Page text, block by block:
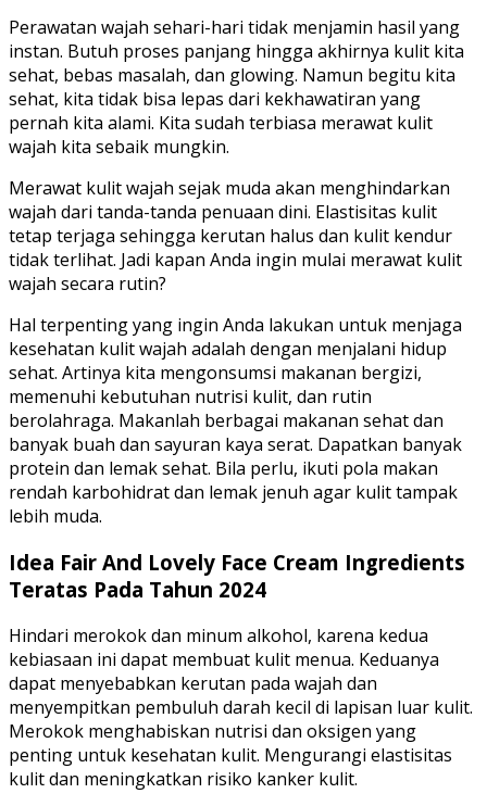
Perawatan wajah sehari-hari tidak menjamin hasil yang
instan. Butuh proses panjang hingga akhirnya kulit kita
sehat, bebas masalah, dan glowing. Namun begitu kita
sehat, kita tidak bisa lepas dari kekhawatiran yang
pernah kita alami. Kita sudah terbiasa merawat kulit
wajah kita sebaik mungkin.
Merawat kulit wajah sejak muda akan menghindarkan
wajah dari tanda-tanda penuaan dini. Elastisitas kulit
tetap terjaga sehingga kerutan halus dan kulit kendur
tidak terlihat. Jadi kapan Anda ingin mulai merawat kulit
wajah secara rutin?
Hal terpenting yang ingin Anda lakukan untuk menjaga
kesehatan kulit wajah adalah dengan menjalani hidup
sehat. Artinya kita mengonsumsi makanan bergizi,
memenuhi kebutuhan nutrisi kulit, dan rutin
berolahraga. Makanlah berbagai makanan sehat dan
banyak buah dan sayuran kaya serat. Dapatkan banyak
protein dan lemak sehat. Bila perlu, ikuti pola makan
rendah karbohidrat dan lemak jenuh agar kulit tampak
lebih muda.
Idea Fair And Lovely Face Cream Ingredients
Teratas Pada Tahun 2024
Hindari merokok dan minum alkohol, karena kedua
kebiasaan ini dapat membuat kulit menua. Keduanya
dapat menyebabkan kerutan pada wajah dan
menyempitkan pembuluh darah kecil di lapisan luar kulit.
Merokok menghabiskan nutrisi dan oksigen yang
penting untuk kesehatan kulit. Mengurangi elastisitas
kulit dan meningkatkan risiko kanker kulit.